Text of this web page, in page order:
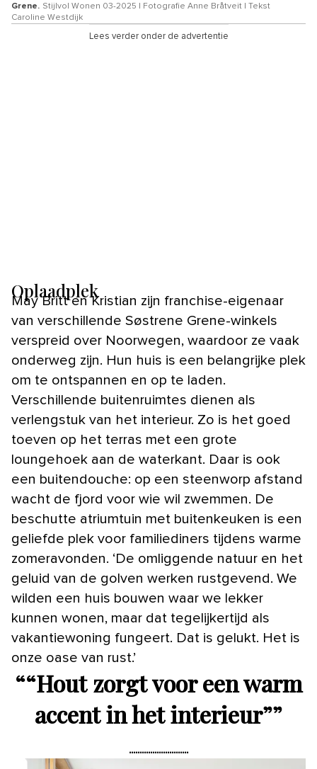
Grene. Stijlvol Wonen 03-2025 | Fotografie Anne Bråtveit | Tekst
Caroline Westdijk
Lees verder onder de advertentie
Oplaadplek
May Britt en Kristian zijn franchise-eigenaar
van verschillende Søstrene Grene-winkels
verspreid over Noorwegen, waardoor ze vaak
onderweg zijn. Hun huis is een ​​belangrijke plek
om te ontspannen en op te laden.
Verschillende buitenruimtes dienen als
verlengstuk van het interieur. Zo is het goed
toeven op het terras met een grote
loungehoek aan de waterkant. Daar is ook
een buitendouche: op een steenworp afstand
wacht de fjord voor wie wil zwemmen. De
beschutte atriumtuin met buitenkeuken is een
geliefde plek voor familiediners tijdens warme
zomeravonden. ‘De omliggende natuur en het
geluid van de golven werken rustgevend. We
wilden een huis bouwen waar we lekker
kunnen wonen, maar dat tegelijkertijd als
vakantiewoning fungeert. Dat is gelukt. Het is
onze oase van rust.’
““Hout zorgt voor een warm
accent in het interieur””